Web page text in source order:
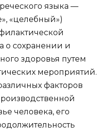
языка —
«целебный»)
о сохранении и
здоровья путем
мероприятий.
факторов
человека, его